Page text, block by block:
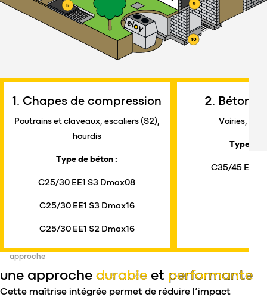
5 9
10
Chapes de compression
Poutrains et claveaux, escaliers (S2),
hourdis
Type de béton :
C25/30 EE1 S3 Dmax08
C25/30 EE1 S3 Dmax16
C25/30 EE1 S2 Dmax16
Bétons
Voiries,
Type de
C35/45 EE4
approche
une approche durable et performante
Cette maîtrise intégrée permet de réduire l’impact